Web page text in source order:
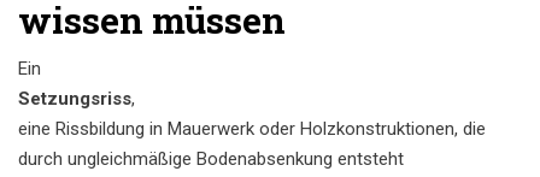
wissen müssen
Ein
Setzungsriss,
eine Rissbildung in Mauerwerk oder Holzkonstruktionen, die
durch ungleichmäßige Bodenabsenkung entsteht